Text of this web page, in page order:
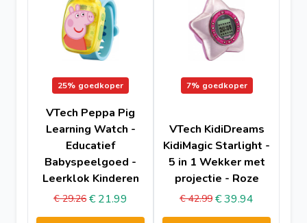
25% goedkoper
VTech Peppa Pig
Learning Watch -
Educatief
Babyspeelgoed -
Leerklok Kinderen
€ 29.26 € 21.99
7% goedkoper
VTech KidiDreams
KidiMagic Starlight -
5 in 1 Wekker met
projectie - Roze
€ 42.99 € 39.94